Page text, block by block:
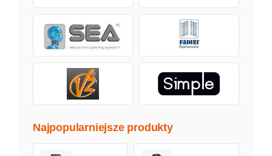
Najpopularniejsze produkty